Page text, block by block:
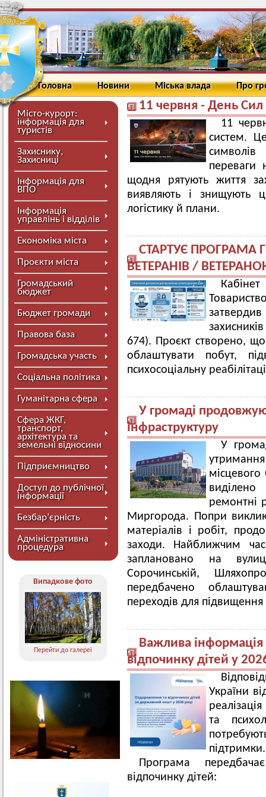
Головна Новини Міська влада Про
Місто-курорт:
інформація для
туристів
Захиснику,
Захисниці
Інформація для
ВПО
Інформація
управлінь і відділів
Економіка міста
Проєкти міста
Громадський
бюджет
Бюджет громади
Правова база
Громадська участь
Соціальна політика
Гуманітарна сфера
Сфера ЖКГ,
транспорт,
архітектура та
земельні відносини
Підприємництво
Доступ до публічної
інформації
Безбар’єрність
Адміністративна
процедура
Випадкове фото
Перейти до галереї
11 червня - День Сил
11
систем.
символів
переваги
щодня рятують життя
виявляють і знищують
логістику й плани.
СТАРТУЄ
ВЕТЕРАНІВ /
Кабінет
674). Проєкт створено,
облаштувати побут,
психосоціальну
У громаді
інфраструктуру
У
ремонтні
Миргорода. Попри
матеріалів і робіт,
заходи. Найближчим
заплановано на
Сорочинській,
передбачено
переходів для підвищення
Важлива
відпочинку дітей у
України
та
підтримки.
Програма
відпочинку дітей: